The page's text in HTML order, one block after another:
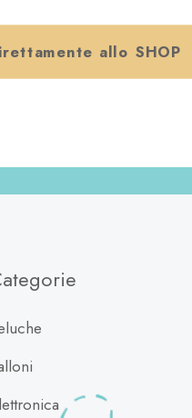
allo SHOP